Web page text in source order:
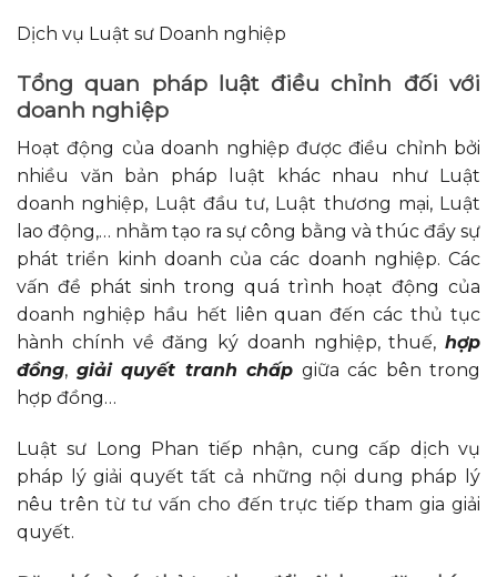
Dịch vụ Luật sư Doanh nghiệp
Tổng quan pháp luật điều chỉnh đối với
doanh nghiệp
Hoạt động của doanh nghiệp được điều chỉnh bởi
nhiều văn bản pháp luật khác nhau như Luật
doanh nghiệp, Luật đầu tư, Luật thương mại, Luật
lao động,… nhằm tạo ra sự công bằng và thúc đẩy sự
phát triển kinh doanh của các doanh nghiệp. Các
vấn đề phát sinh trong quá trình hoạt động của
doanh nghiệp hầu hết liên quan đến các thủ tục
hành chính về đăng ký doanh nghiệp, thuế, hợp
đồng, giải quyết tranh chấp giữa các bên trong
hợp đồng…
Luật sư Long Phan tiếp nhận, cung cấp dịch vụ
pháp lý giải quyết tất cả những nội dung pháp lý
nêu trên từ tư vấn cho đến trực tiếp tham gia giải
quyết.